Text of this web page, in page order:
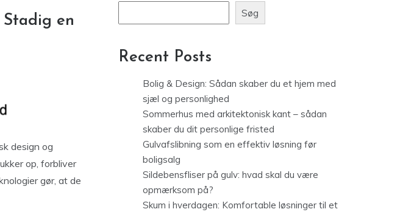
Stadig en
design og
op, forbliver
gør, at de
Søg
Recent Posts
Bolig & Design: Sådan skaber du et hjem med
sjæl og personlighed
Sommerhus med arkitektonisk kant – sådan
skaber du dit personlige fristed
Gulvafslibning som en effektiv løsning før
boligsalg
Sildebensfliser på gulv: hvad skal du være
opmærksom på?
Skum i hverdagen: Komfortable løsninger til et